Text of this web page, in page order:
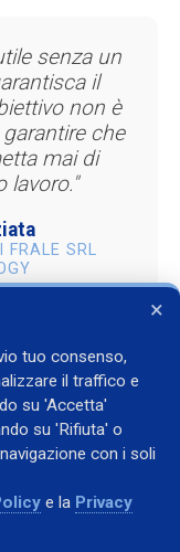
senza un
il
non è
che
mai di
lavoro."
FRALE SRL
×
tuo consenso,
il traffico e
su 'Accetta'
su 'Rifiuta' o
con i soli
e la Privacy